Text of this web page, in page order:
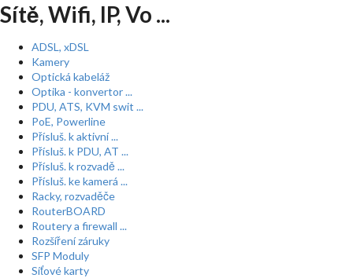
Sítě, Wifi, IP, Vo ...
ADSL, xDSL
Kamery
Optická kabeláž
Optika - konvertor ...
PDU, ATS, KVM swit ...
PoE, Powerline
Přísluš. k aktivní ...
Přísluš. k PDU, AT ...
Přísluš. k rozvadě ...
Přísluš. ke kamerá ...
Racky, rozvaděče
RouterBOARD
Routery a firewall ...
Rozšíření záruky
SFP Moduly
Síťové karty